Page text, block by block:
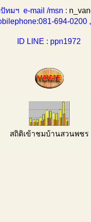
ทมฯ e-mail /msn :
694-0200 ,
ID LINE : ppn1972
สถิติเข้าชมบ้านสวนพชร